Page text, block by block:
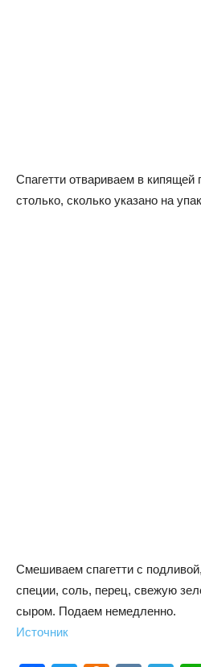
Спагетти отвариваем в кипящей
столько, сколько указано на
Смешиваем спагетти с
специи, соль, перец, свежую
сыром. Подаем немедленно.
Источник